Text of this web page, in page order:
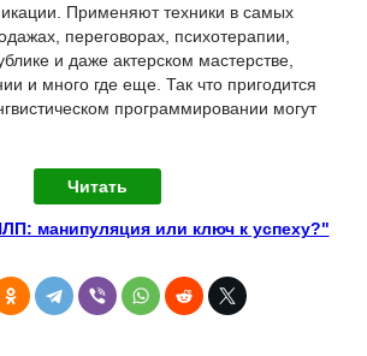
Применяют техники в самых
переговорах, психотерапии,
и даже актерском мастерстве,
и много где еще. Так что пригодится
программировании могут
Читать
манипуляция или ключ к успеху?"